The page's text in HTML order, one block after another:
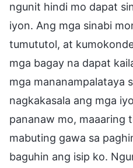
ngunit hindi mo dapat
iyon. Ang mga sinabi
tumututol, at
mga bagay na dapat
mga mananampalataya
nagkakasala ang mga
pananaw mo, maaaring
mabuting gawa sa
baguhin ang isip ko.